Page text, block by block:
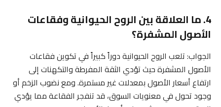
4. ما العلاقة بين الروح الحيوانية وفقاعات
الأصول المشفرة؟
الجواب: تلعب الروح الحيوانية دوراً كبيراً في تكوين فقاعات
الأصول المشفرة حيث تؤدي الثقة المفرطة والتكهنات إلى
ارتفاع أسعار الأصول بمعدلات غير مستمرة. ومع نضوب الزخم أو
وجود تحول في معنويات السوق، قد تنفجر الفقاعة مما يؤدي